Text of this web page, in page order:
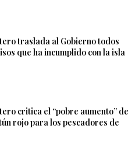
traslada al Gobierno todos
que ha incumplido con la isla
critica el “pobre aumento” de
rojo para los pescadores de